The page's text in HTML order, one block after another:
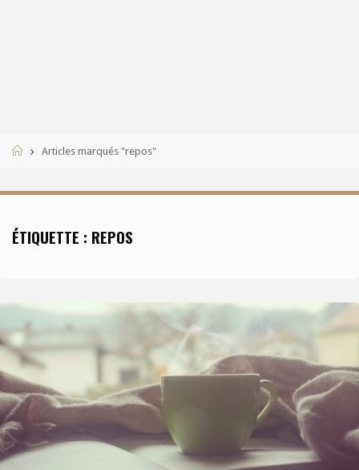
AccueilArticles marqués "repos"
ÉTIQUETTE : REPOS